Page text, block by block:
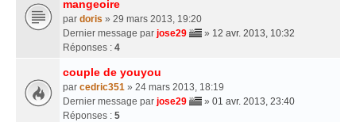
mangeoire
par doris » 29 mars 2013, 19:20
Dernier message par jose29 » 12 avr. 2013, 10:32
Réponses : 4
couple de youyou
par cedric351 » 24 mars 2013, 18:19
Dernier message par jose29 » 01 avr. 2013, 23:40
Réponses : 5